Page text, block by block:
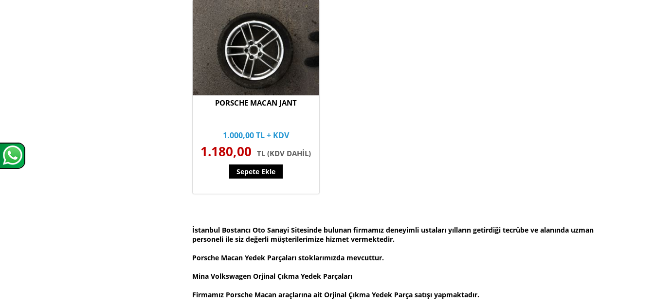
PORSCHE MACAN JANT
1.000,00 TL + KDV
1.180,00 TL (KDV DAHİL)
Sepete Ekle
İstanbul Bostancı Oto Sanayi Sitesinde bulunan firmamız deneyimli ustaları yılların getirdiği tecrübe ve alanında uzman
personeli ile siz değerli müşterilerimize hizmet vermektedir.
Porsche Macan Yedek Parçaları stoklarımızda mevcuttur.
Mina Volkswagen Orjinal Çıkma Yedek Parçaları
Firmamız Porsche Macan araçlarına ait Orjinal Çıkma Yedek Parça satışı yapmaktadır.